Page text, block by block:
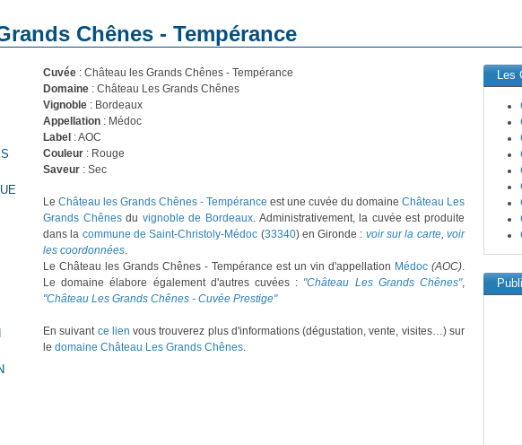
Chênes - Tempérance
Cuvée : Château les Grands Chênes - Tempérance
Domaine : Château Les Grands Chênes
Vignoble : Bordeaux
Appellation : Médoc
Label : AOC
Couleur : Rouge
Saveur : Sec
Le Château les Grands Chênes - Tempérance est une cuvée du domaine Château Les
Grands Chênesdu vignoble de Bordeaux. Administrativement, la cuvée est produite
dans la commune de Saint-Christoly-Médoc (33340) en Gironde : voir sur la carte,voir
les coordonnées.
Le Château les Grands Chênes - Tempérance est un vin d'appellation Médoc (AOC).
Le domaine élabore également d'autres cuvées : "Château Les Grands Chênes",
"Château Les Grands Chênes - Cuvée Prestige"
En suivant ce lien vous trouverez plus d'informations (dégustation, vente, visites…) sur
le domaine Château Les Grands Chênes.
Les